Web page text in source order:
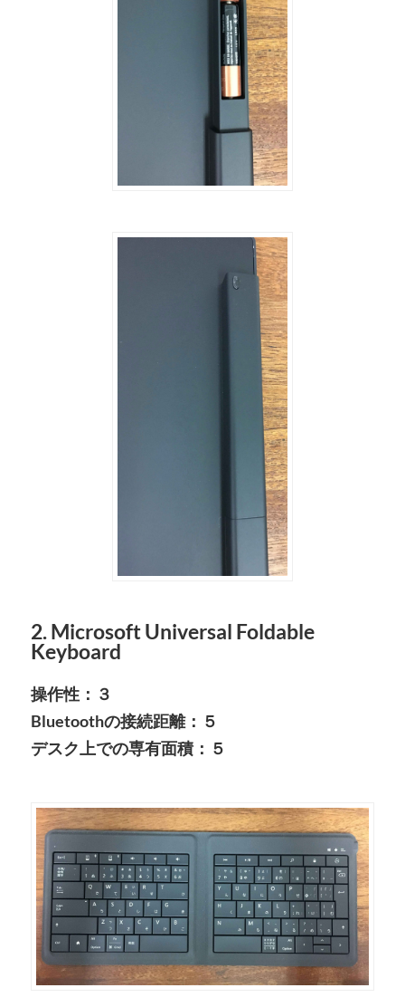
2. Microsoft Universal Foldable
Keyboard
操作性：３
Bluetoothの接続距離：５
デスク上での専有面積：５